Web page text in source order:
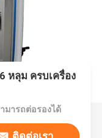
หลุม ครบเครื่อง
มารถต่อรองได้